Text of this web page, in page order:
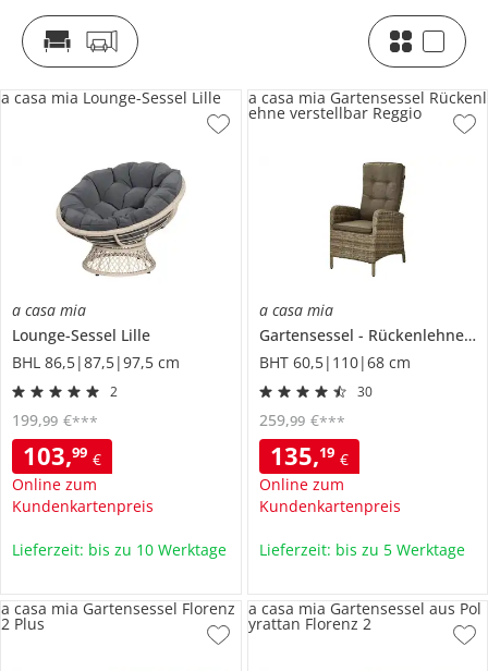
a casa mia
Lounge-Sessel Lille
BHL 86,5|87,5|97,5 cm
2
103,99 €
Online zum
Kundenkartenpreis
199,99 €***
a casa mia Lounge-Sessel Lille
Lieferzeit: bis zu 10 Werktage
a casa mia
Gartensessel
Rückenlehne verstellbar
BHT 60,5|110|68 cm
30
135,19 €
Online zum
Kundenkartenpreis
259,99 €***
a casa mia Gartensessel Rückenl
ehne verstellbar Reggio
Lieferzeit: bis zu 5 Werktage
a casa mia Gartensessel Florenz
2 Plus
a casa mia Gartensessel aus Pol
yrattan Florenz 2